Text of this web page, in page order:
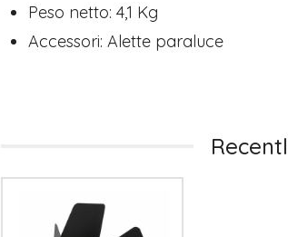
Peso netto: 4,1 Kg
Accessori: Alette paraluce